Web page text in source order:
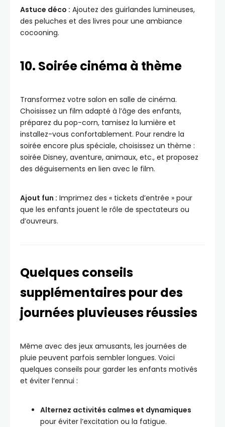
Astuce déco : Ajoutez des guirlandes lumineuses,
des peluches et des livres pour une ambiance
cocooning.
10. Soirée cinéma à thème
Transformez votre salon en salle de cinéma.
Choisissez un film adapté à l’âge des enfants,
préparez du pop-corn, tamisez la lumière et
installez-vous confortablement. Pour rendre la
soirée encore plus spéciale, choisissez un thème :
soirée Disney, aventure, animaux, etc., et proposez
des déguisements en lien avec le film.
Ajout fun : Imprimez des « tickets d’entrée » pour
que les enfants jouent le rôle de spectateurs ou
d’ouvreurs.
Quelques conseils
supplémentaires pour des
journées pluvieuses réussies
Même avec des jeux amusants, les journées de
pluie peuvent parfois sembler longues. Voici
quelques conseils pour garder les enfants motivés
et éviter l’ennui :
Alternez activités calmes et dynamiques
pour éviter l’excitation ou la fatigue.